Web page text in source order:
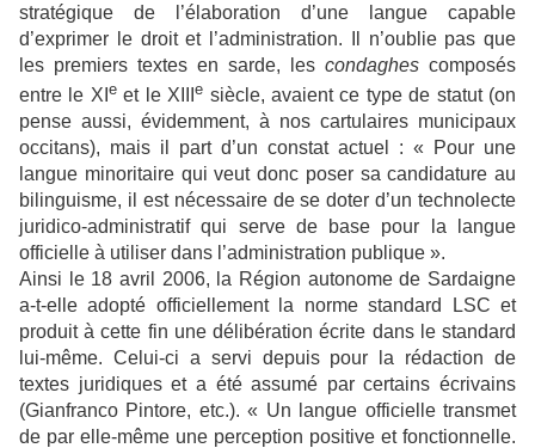
stratégique de l’élaboration d’une langue capable
d’exprimer le droit et l’administration. Il n’oublie pas que
les premiers textes en sarde, les condaghes composés
entre le XI eet le XIIIe siècle, avaient ce type de statut (on
pense aussi, évidemment, à nos cartulaires municipaux
occitans), mais il part d’un constat actuel : « Pour une
langue minoritaire qui veut donc poser sa candidature au
bilinguisme, il est nécessaire de se doter d’un technolecte
juridico-administratif qui serve de base pour la langue
officielle à utiliser dans l’administration publique ».
Ainsi le 18 avril 2006, la Région autonome de Sardaigne
a-t-elle adopté officiellement la norme standard
LSCet
produit à cette fin une délibération écrite dans le standard
lui-même. Celui-ci a servi depuis pour la rédaction de
textes juridiques et a été assumé par certains écrivains
(Gianfranco Pintore, etc.). « Un langue officielle transmet
de par elle-même une perception positive et fonctionnelle.